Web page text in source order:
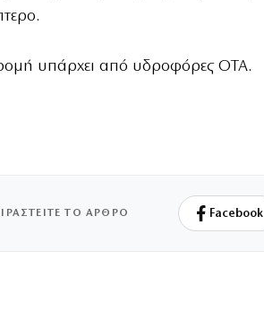
υπάρχει από υδροφόρες ΟΤΑ.
ΤΟ ΑΡΘΡΟ Facebook